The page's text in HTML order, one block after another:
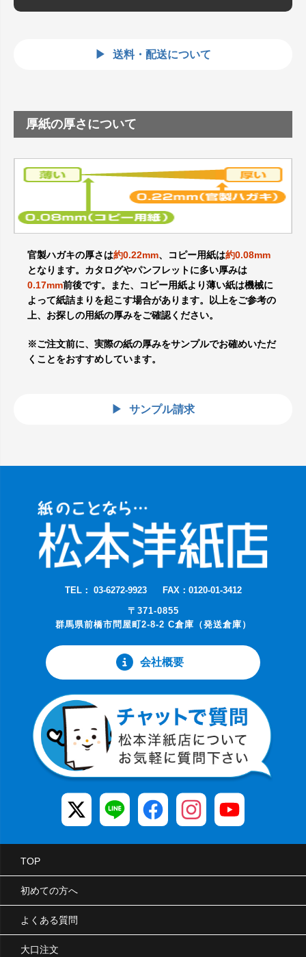
送料・配送について
厚紙の厚さについて
官製ハガキの厚さは約0.22mm、コピー用紙は約0.08mm
となります。カタログやパンフレットに多い厚みは
0.17mm前後です。また、コピー用紙より薄い紙は機械に
よって紙詰まりを起こす場合があります。以上をご参考の
上、お探しの用紙の厚みをご確認ください。
※ご注文前に、実際の紙の厚みをサンプルでお確めいただ
くことをおすすめしています。
サンプル請求
TEL： 03-6272-9923
FAX：0120-01-3412
〒371-0855
群馬県前橋市問屋町2-8-2 C倉庫（発送倉庫）
会社概要
TOP
初めての方へ
よくある質問
大口注文